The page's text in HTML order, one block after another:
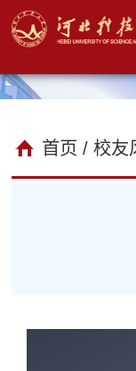
首页 / 校友